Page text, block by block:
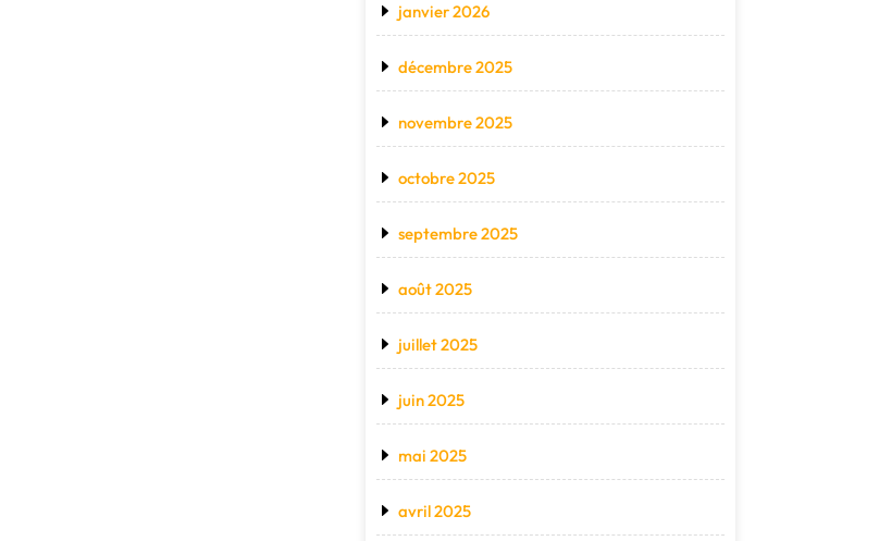
janvier 2026
décembre 2025
novembre 2025
octobre 2025
septembre 2025
août 2025
juillet 2025
juin 2025
mai 2025
avril 2025